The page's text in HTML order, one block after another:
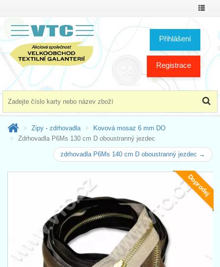
Přihlášení
Registrace
Zipy - zdrhovadla
Kovová mosaz 6 mm DO
Zdrhovadla P6Ms 130 cm D oboustranný jezdec
zdrhovadla P6Ms 140 cm D oboustranný jezdec →
Doprodej